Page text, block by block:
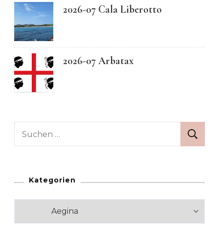
2026-07 Cala Liberotto
2026-07 Arbatax
Suchen
Kategorien
Kategorien